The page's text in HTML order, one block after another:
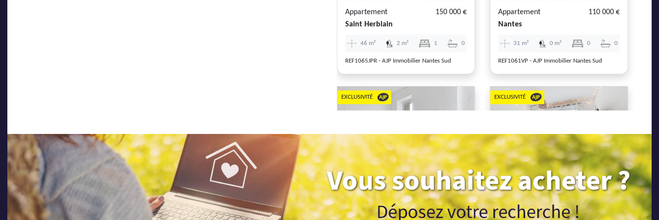
Appartement
150 000 €
Saint Herblain
46 m² 2 m² 1 0
REF1065JPR - AJP Immobilier Nantes Sud
Appartement
110 000 €
Nantes
31 m² 0 m² 0 0
REF1061VP - AJP Immobilier Nantes Sud
Previous Next
EXCLUSIVITÉ
Appartement
137 500 €
Nantes
Previous
EXCLUSIVITÉ
Appartement
115 500 €
Nantes